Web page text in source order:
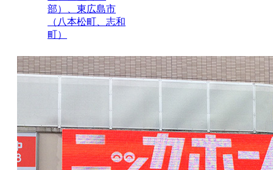
部）、東広島市
（八本松町、志和
町）